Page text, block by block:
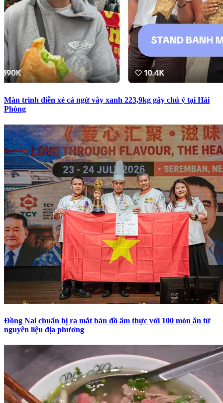
Màn trình diễn xẻ cá ngừ vây xanh 223,9kg gây chú ý tại Hải
Phòng
Đồng Nai chuẩn bị ra mắt bản đồ ẩm thực với 100 món ăn từ
nguyên liệu địa phương